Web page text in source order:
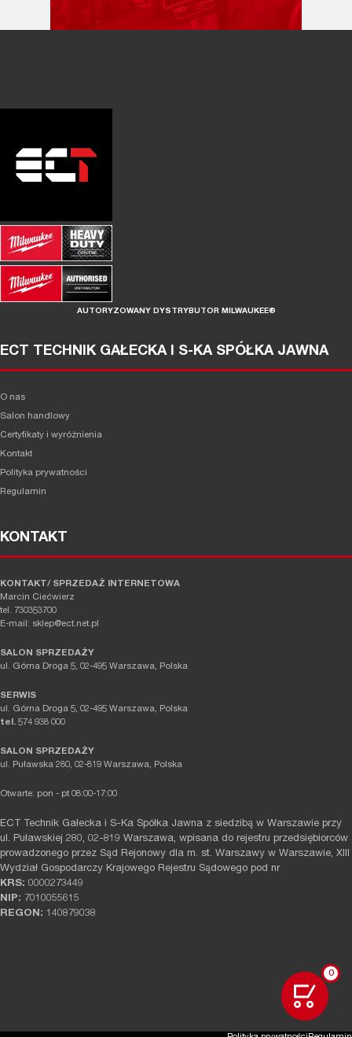
0
AUTORYZOWANY DYSTRYBUTOR MILWAUKEE®
ECT TECHNIK GAŁECKA I S-KA SPÓŁKA JAWNA
O nas
Salon handlowy
Certyfikaty i wyróżnienia
Kontakt
Polityka prywatności
Regulamin
KONTAKT
KONTAKT/ SPRZEDAŻ INTERNETOWA
Marcin Ciećwierz
tel. 730353700
E-mail: sklep@ect.net.pl
SALON SPRZEDAŻY
ul. Górna Droga 5, 02-495 Warszawa, Polska
SERWIS
ul. Górna Droga 5, 02-495 Warszawa, Polska
tel. 574 938 000
SALON SPRZEDAŻY
ul. Puławska 280, 02-819 Warszawa, Polska
Otwarte: pon - pt 08:00-17:00
ECT Technik Gałecka i S-Ka Spółka Jawna z siedzibą w Warszawie przy
ul. Puławskiej 280, 02-819 Warszawa, wpisana do rejestru przedsiębiorców
prowadzonego przez Sąd Rejonowy dla m. st. Warszawy w Warszawie, XIII
Wydział Gospodarczy Krajowego Rejestru Sądowego pod nr
KRS: 0000273449
NIP: 7010055615
REGON: 140879038